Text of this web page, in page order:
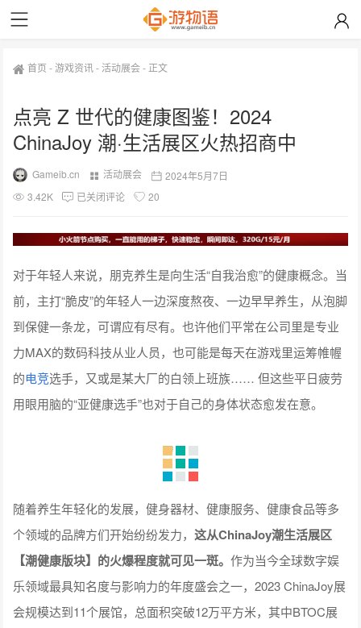
首页 -游戏资讯-活动展会- 正文
点亮 Z 世代的健康图鉴！2024
ChinaJoy 潮·生活展区火热招商中
Gameib.cn 活动展会
2024年5月7日
3.42K
已关闭评论 20
对于年轻人来说，朋克养生是向生活“自我治愈”的健康概念。当
前，主打“脆皮”的年轻人一边深度熬夜、一边早早养生，从泡脚
到保健一条龙，可谓应有尽有。也许他们平常在公司里是专业
力MAX的数码科技从业人员，也可能是每天在游戏里运筹帷幄
的电竞选手，又或是某大厂的白领上班族…… 但这些平日疲劳
用眼用脑的“亚健康选手”也对于自己的身体状态愈发在意。
随着养生年轻化的发展，健身器材、健康服务、健康食品等多
个领域的品牌方们开始纷纷发力，这从ChinaJoy潮生活展区
【潮健康版块】的火爆程度就可见一斑。作为当今全球数字娱
乐领域最具知名度与影响力的年度盛会之一，2023 ChinaJoy展
会规模达到11个展馆，总面积突破12万平方米，其中BTOC展